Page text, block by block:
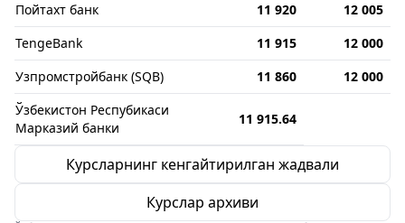
Пойтахт банк
11 920
12 005
TengeBank
11 915
12 000
Узпромстройбанк (SQB)
11 860
12 000
Ўзбекистон Респубикаси
Марказий банки
11 915.64
Курсларнинг кенгайтирилган жадвали
Курслар архиви